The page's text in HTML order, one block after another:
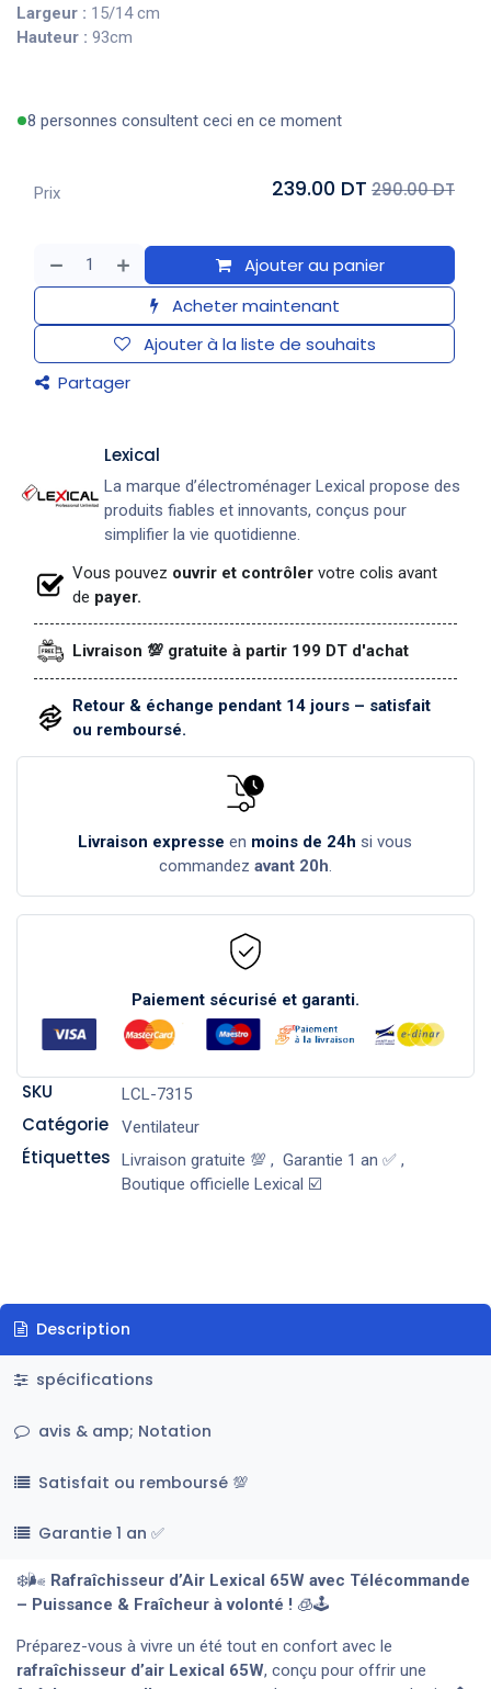
Largeur : 15/14 cm
Hauteur : 93cm
8 personnes consultent ceci en ce moment
Ajouter au panier
Acheter maintenant
Ajouter à la liste de souhaits
Partager
Prix 239.00 DT 290.00 DT
Lexical
La marque d’électroménager Lexical propose des
produits fiables et innovants, conçus pour
simplifier la vie quotidienne.
Vous pouvez ouvrir et contrôler votre colis avant
de payer.
Livraison 💯 gratuite à partir 199 DT d'achat
Retour & échange pendant 14 jours – satisfait
ou remboursé.
Livraison expresse en moins de 24h si vous
commandez avant 20h.
Paiement sécurisé et garanti.
SKU LCL-7315
Catégorie Ventilateur
Étiquettes Livraison gratuite 💯 , Garantie 1 an ✅,
Boutique officielle Lexical ☑️
Description
spécifications
avis & amp; Notation
Satisfait ou remboursé 💯
Garantie 1 an ✅
❄️🌬️ Rafraîchisseur d’Air Lexical 65W avec Télécommande
– Puissance & Fraîcheur à volonté ! 🧊🕹️
Préparez-vous à vivre un été tout en confort avec le
rafraîchisseur d’air Lexical 65W, conçu pour offrir une